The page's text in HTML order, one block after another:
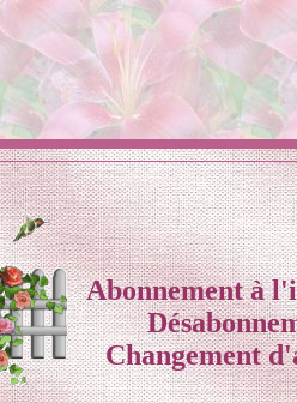
Abonnement à
Changement